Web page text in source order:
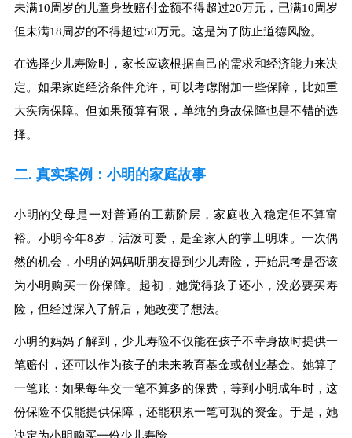
未满10周岁的儿童身故赔付金额不得超过20万元，已满10周岁
但未满18周岁的不得超过50万元。这是为了防止道德风险。
在选择少儿寿险时，家长应该根据自己的需求和经济能力来决
定。如果家庭经济条件允许，可以考虑附加一些保障，比如重
大疾病保障。但如果预算有限，单纯的身故保障也是不错的选
择。
二. 真实案例：小明的家庭故事
小明的父母是一对普通的工薪阶层，家庭收入稳定但不算富
裕。小明今年8岁，活泼可爱，是全家人的掌上明珠。一次偶
然的机会，小明的妈妈听朋友提到少儿寿险，开始思考是否该
为小明购买一份保障。起初，她觉得孩子还小，没必要买寿
险，但经过深入了解后，她改变了想法。
小明的妈妈了解到，少儿寿险不仅能在孩子不幸身故时提供一
笔赔付，还可以作为孩子的未来教育基金或创业基金。她算了
一笔账：如果每年交一笔不算多的保费，等到小明成年时，这
份保险不仅能提供保障，还能积累一笔可观的资金。于是，她